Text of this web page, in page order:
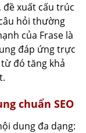
đề xuất cấu trúc
hỏi thường
của Frase là
đáp ứng trực
đó tăng khả
chuẩn SEO
dung đa dạng: